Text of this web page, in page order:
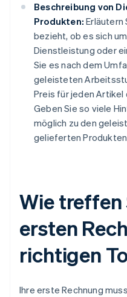
Beschreibung von
Produkten: Erläutern
bezieht, ob es sich
Dienstleistung oder
Sie es nach dem
geleisteten
Preis für jeden
Geben Sie so viele
möglich zu den
gelieferten Produkten
Wie treffen
ersten
richtigen
Ihre erste Rechnung